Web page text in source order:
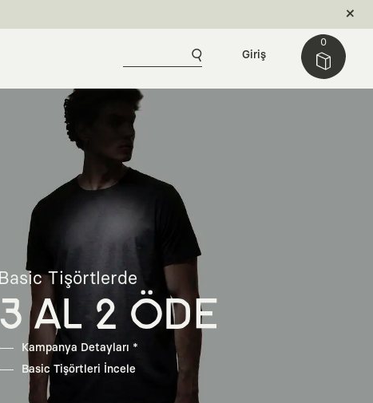
0
Giriş
Basic Tişörtlerde
3 AL 2 ÖDE
Kampanya Detayları *
Basic Tişörtleri İncele